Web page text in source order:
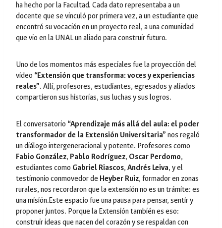
ha hecho por la Facultad. Cada dato representaba a un
docente que se vinculó por primera vez, a un estudiante que
encontró su vocación en un proyecto real, a una comunidad
que vio en la UNAL un aliado para construir futuro.
Uno de los momentos más especiales fue la proyección del
video “Extensión que transforma: voces y experiencias
reales”. Allí, profesores, estudiantes, egresados y aliados
compartieron sus historias, sus luchas y sus logros.
El conversatorio “Aprendizaje más allá del aula: el poder
transformador de la Extensión Universitaria” nos regaló
un diálogo intergeneracional y potente. Profesores como
Fabio González, Pablo Rodríguez, Oscar Perdomo,
estudiantes como Gabriel Riascos, Andrés Leiva, y el
testimonio conmovedor de Heyber Ruiz, formador en zonas
rurales, nos recordaron que la extensión no es un trámite: es
una misión.Este espacio fue una pausa para pensar, sentir y
proponer juntos. Porque la Extensión también es eso:
construir ideas que nacen del corazón y se respaldan con